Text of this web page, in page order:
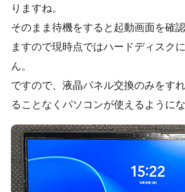
りますね。
そのまま待機をすると起動画面を確
ますので現時点ではハードディスク
ん。
ですので、液晶パネル交換のみをす
ることなくパソコンが使えるようにな